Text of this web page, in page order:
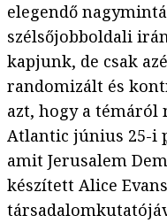
elegendő
szélsőjobboldali
kapjunk, de csak
randomizált és
azt, hogy a témáról
Atlantic június 25-i
amit Jerusalem
készített Alice